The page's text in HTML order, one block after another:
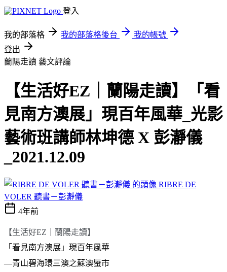
登入
我的部落格 我的部落格後台
我的帳號
登出
蘭陽走讀 藝文評論
【生活好EZ｜蘭陽走讀】「看
見南方澳展」現百年風華_光影
藝術班講師林坤德 X 彭瀞儀
_2021.12.09
RIBRE DE
VOLER 聽書－彭瀞儀
4年前
【生活好EZ｜ 蘭陽走讀】
「看見南方澳展」現百年風華
—青山碧海環三澳之蘇澳蜃市